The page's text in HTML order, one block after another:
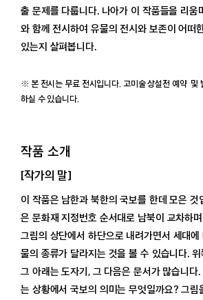
출 문제를 다룹니다. 나아가 이 작품들을 리움
와 함께 전시하여 유물의 전시와 보존이 어떠
있는지 살펴봅니다.
※ 본 전시는 무료 전시입니다. 고미술 상설전 예약 및
하실 수 있습니다.
작품 소개
[작가의 말]
이 작품은 남한과 북한의 국보를 한데 모은 것
은 문화재 지정번호 순서대로 남북이 교차하
그림의 상단에서 하단으로 내려가면서 세대
물의 종류가 달라지는 것을 볼 수 있습니다.
그 아래는 도자기, 그 다음은 문서가 많습니다
는 상황에서 국보의 의미는 무엇일까요? 그림